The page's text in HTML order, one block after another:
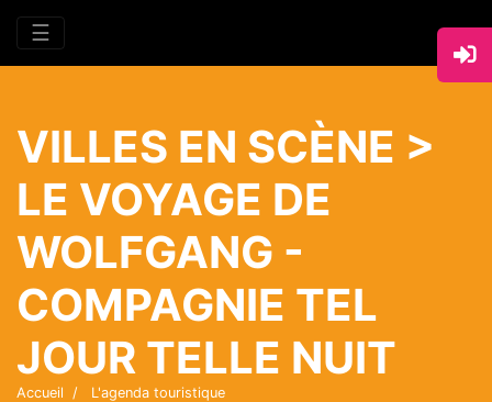
☰
VILLES EN SCÈNE >
LE VOYAGE DE
WOLFGANG -
COMPAGNIE TEL
JOUR TELLE NUIT
Accueil
L'agenda touristique